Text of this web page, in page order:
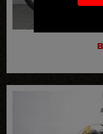
VOIR LA